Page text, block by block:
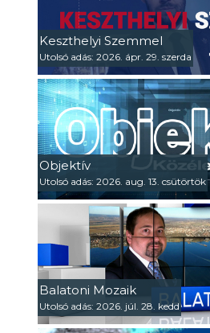
Keszthelyi Szemmel
Utolsó adás: 2026. ápr. 29. szerda
Objektív
Utolsó adás: 2026. aug. 13. csütörtök
Balatoni Mozaik
Utolsó adás: 2026. júl. 28. kedd